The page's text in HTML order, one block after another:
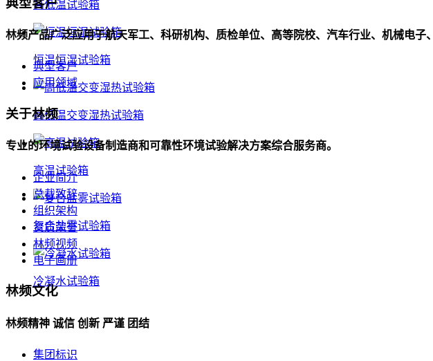
高低温试验箱
恒温恒湿试验箱
高低温交变湿热试验箱
高温试验箱
复合盐雾试验箱
冷凝水试验箱
典型客户
林频产品广泛应用于航天军工、科研机构、质检单位、高等院校、汽车行业、机械电子
典型客户
应用领域
关于林频
专业的环境试验设备制造商和可靠性环境试验解决方案综合服务商。
企业简介
总裁致辞
组织架构
资质荣誉
林频视频
电子画册
林频文化
林频精神 诚信 创新 严谨 团结
集团标识